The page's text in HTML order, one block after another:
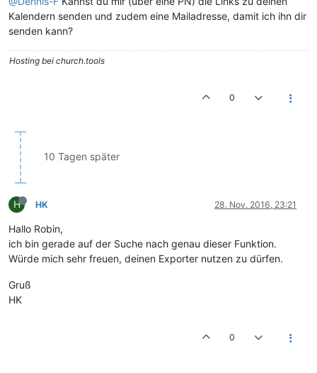
Kalendern senden und zudem eine Mailadresse, damit ich ihn dir
senden kann?
Hosting bei church.tools
0
10 Tagen später
H HK 28. Nov. 2016, 23:21
Hallo Robin,
ich bin gerade auf der Suche nach genau dieser Funktion.
Würde mich sehr freuen, deinen Exporter nutzen zu dürfen.
Gruß
HK
0